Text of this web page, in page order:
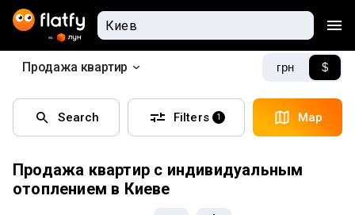
Продажа квартир грн $
Search Filters 1 Map
Продажа квартир с индивидуальным
отоплением в Киеве